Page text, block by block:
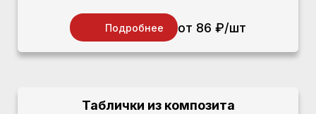
Подробнее от 86 ₽/шт
Таблички из композита